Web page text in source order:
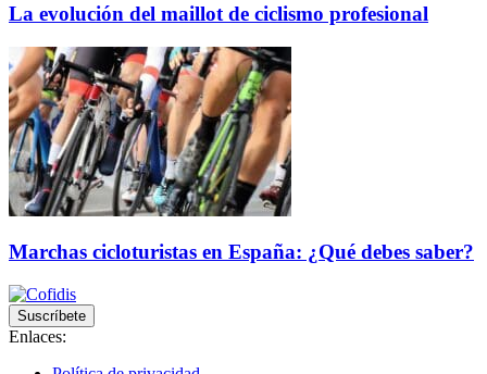
La evolución del maillot de ciclismo profesional
Marchas cicloturistas en España: ¿Qué debes saber?
Suscríbete
Enlaces: